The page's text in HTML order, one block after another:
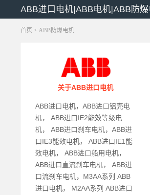
ABB进口电机|ABB电机|ABB防
首页 > ABB防爆电机
关于ABB进口电机
ABB进口电机，ABB进口铝壳电
机， ABB进口IE2能效等级电
机， ABB进口刹车电机，ABB进
口IE3能效电机， ABB进口IE1能
效电机， ABB进口船用电机，
ABB进口直流刹车电机， ABB进
口流刹车电机，M3AA系列 ABB
进口电机， M2AA系列 ABB进口